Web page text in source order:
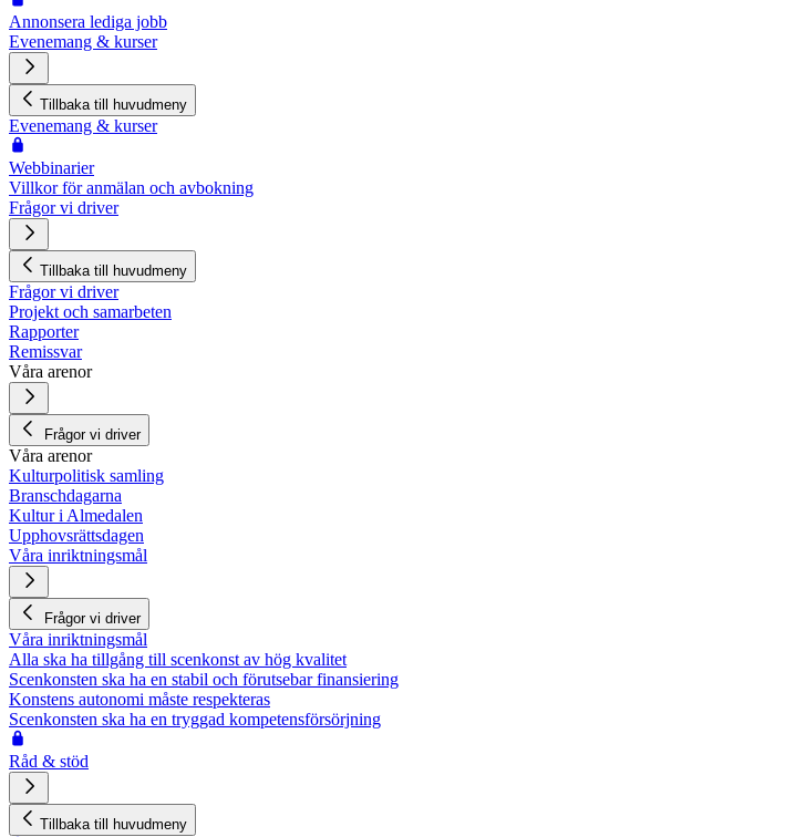
Annonsera lediga jobb
Evenemang & kurser
Tillbaka till huvudmeny
Evenemang & kurser
Webbinarier
Villkor för anmälan och avbokning
Frågor vi driver
Tillbaka till huvudmeny
Frågor vi driver
Projekt och samarbeten
Rapporter
Remissvar
Våra arenor
Frågor vi driver
Våra arenor
Kulturpolitisk samling
Branschdagarna
Kultur i Almedalen
Upphovsrättsdagen
Våra inriktningsmål
Frågor vi driver
Våra inriktningsmål
Alla ska ha tillgång till scenkonst av hög kvalitet
Scenkonsten ska ha en stabil och förutsebar finansiering
Konstens autonomi måste respekteras
Scenkonsten ska ha en tryggad kompetensförsörjning
Råd & stöd
Tillbaka till huvudmeny